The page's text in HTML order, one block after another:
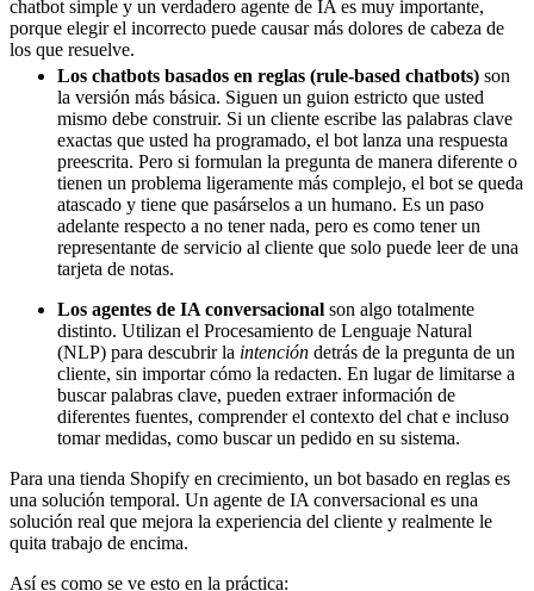
chatbot simple y un verdadero agente de IA es muy importante,
porque elegir el incorrecto puede causar más dolores de cabeza de
los que resuelve.
Los chatbots basados en reglas (rule-based chatbots) son
la versión más básica. Siguen un guion estricto que usted
mismo debe construir. Si un cliente escribe las palabras clave
exactas que usted ha programado, el bot lanza una respuesta
preescrita. Pero si formulan la pregunta de manera diferente o
tienen un problema ligeramente más complejo, el bot se queda
atascado y tiene que pasárselos a un humano. Es un paso
adelante respecto a no tener nada, pero es como tener un
representante de servicio al cliente que solo puede leer de una
tarjeta de notas.
Los agentes de IA conversacional son algo totalmente
distinto. Utilizan el Procesamiento de Lenguaje Natural
(NLP) para descubrir la intención detrás de la pregunta de un
cliente, sin importar cómo la redacten. En lugar de limitarse a
buscar palabras clave, pueden extraer información de
diferentes fuentes, comprender el contexto del chat e incluso
tomar medidas, como buscar un pedido en su sistema.
Para una tienda Shopify en crecimiento, un bot basado en reglas es
una solución temporal. Un agente de IA conversacional es una
solución real que mejora la experiencia del cliente y realmente le
quita trabajo de encima.
Así es como se ve esto en la práctica: